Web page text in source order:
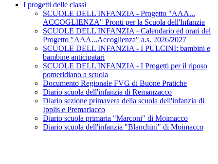
I progetti delle classi
SCUOLE DELL'INFANZIA - Progetto "AAA...
ACCOGLIENZA" Pronti per la Scuola dell'Infanzia
SCUOLE DELL'INFANZIA - Calendario ed orari del
Progetto "AAA...Accoglienza" a.s. 2026/2027
SCUOLE DELL'INFANZIA - I PULCINI: bambini e
bambine anticipatari
SCUOLE DELL'INFANZIA - I Progetti per il riposo
pomeridiano a scuola
Documento Regionale FVG di Buone Pratiche
Diario scuola dell'infanzia di Remanzacco
Diario sezione primavera della scuola dell'infanzia di
Ipplis e Premariacco
Diario scuola primaria "Marconi" di Moimacco
Diario scuola dell'infanzia "Blanchini" di Moimacco